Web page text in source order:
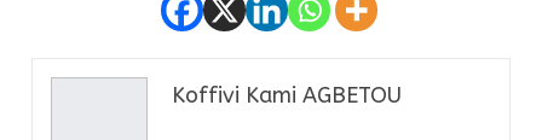
Koffivi Kami AGBETOU